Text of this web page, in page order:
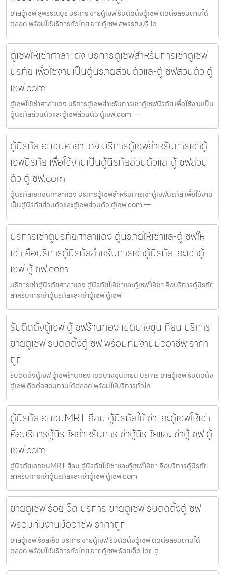
ขายตู้เซฟ สุพรรณบุรี บริการ ขายตู้เซฟ รับติดตั้งตู้เซฟ ติดต่อสอบถามได้
ตลอด พร้อมให้บริการทั่วไทย ขายตู้เซฟ สุพรรณบุรี โด
ตู้เซฟให้เช่าศาลาแดง บริการตู้เซฟสำหรับการเช่าตู้เซฟ
นิรภัย เพื่อใช้งานเป็นตู้นิรภัยส่วนตัวและตู้เซฟส่วนตัว ตู้
เซฟ.com
ตู้เซฟให้เช่าศาลาแดง บริการตู้เซฟสำหรับการเช่าตู้เซฟนิรภัย เพื่อใช้งานเป็น
ตู้นิรภัยส่วนตัวและตู้เซฟส่วนตัว ตู้เซฟ.com —
ตู้นิรภัยเอกชนศาลาแดง บริการตู้เซฟสำหรับการเช่าตู้
เซฟนิรภัย เพื่อใช้งานเป็นตู้นิรภัยส่วนตัวและตู้เซฟส่วน
ตัว ตู้เซฟ.com
ตู้นิรภัยเอกชนศาลาแดง บริการตู้เซฟสำหรับการเช่าตู้เซฟนิรภัย เพื่อใช้งาน
เป็นตู้นิรภัยส่วนตัวและตู้เซฟส่วนตัว ตู้เซฟ.com —
บริการเช่าตู้นิรภัยศาลาแดง ตู้นิรภัยให้เช่าและตู้เซฟให้
เช่า คือบริการตู้นิรภัยสำหรับการเช่าตู้นิรภัยและเช่าตู้
เซฟ ตู้เซฟ.com
บริการเช่าตู้นิรภัยศาลาแดง ตู้นิรภัยให้เช่าและตู้เซฟให้เช่า คือบริการตู้นิรภัย
สำหรับการเช่าตู้นิรภัยและเช่าตู้เซฟ ตู้เซฟ
รับติดตั้งตู้เซฟ ตู้เซฟร้านทอง เขตบางขุนเทียน บริการ
ขายตู้เซฟ รับติดตั้งตู้เซฟ พร้อมทีมงานมืออาชีพ ราคา
ถูก
รับติดตั้งตู้เซฟ ตู้เซฟร้านทอง เขตบางขุนเทียน บริการ ขายตู้เซฟ รับติดตั้ง
ตู้เซฟ ติดต่อสอบถามได้ตลอด พร้อมให้บริการทั่วไท
ตู้นิรภัยเอกชนMRT สีลม ตู้นิรภัยให้เช่าและตู้เซฟให้เช่า
คือบริการตู้นิรภัยสำหรับการเช่าตู้นิรภัยและเช่าตู้เซฟ ตู้
เซฟ.com
ตู้นิรภัยเอกชนMRT สีลม ตู้นิรภัยให้เช่าและตู้เซฟให้เช่า คือบริการตู้นิรภัย
สำหรับการเช่าตู้นิรภัยและเช่าตู้เซฟ ตู้เซฟ.com
ขายตู้เซฟ ร้อยเอ็ด บริการ ขายตู้เซฟ รับติดตั้งตู้เซฟ
พร้อมทีมงานมืออาชีพ ราคาถูก
ขายตู้เซฟ ร้อยเอ็ด บริการ ขายตู้เซฟ รับติดตั้งตู้เซฟ ติดต่อสอบถามได้
ตลอด พร้อมให้บริการทั่วไทย ขายตู้เซฟ ร้อยเอ็ด โดย ตู